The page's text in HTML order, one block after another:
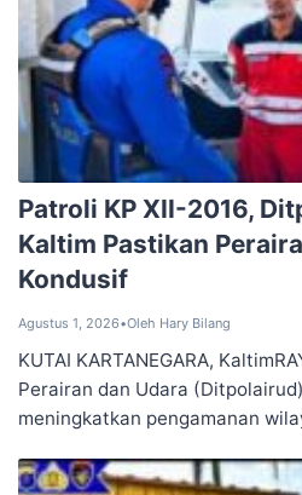
Patroli KP XII-2016,
Kaltim Pastikan
Kondusif
Agustus 1, 2026•Oleh Hary Bilang
KUTAI KARTANEGARA,
Perairan dan Udara
meningkatkan pengamanan